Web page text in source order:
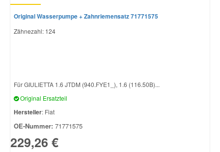
Original Wasserpumpe + Zahnriemensatz 71771575
Zähnezahl: 124
Für GIULIETTA 1.6 JTDM (940.FYE1_), 1.6 (116.50B)...
Original Ersatzteil
Hersteller: Fiat
OE-Nummer: 71771575
229,26 €